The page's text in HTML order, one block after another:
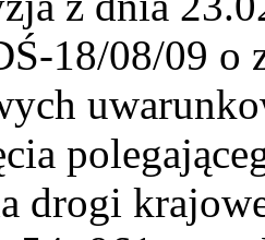
18/08/09 o
drogi